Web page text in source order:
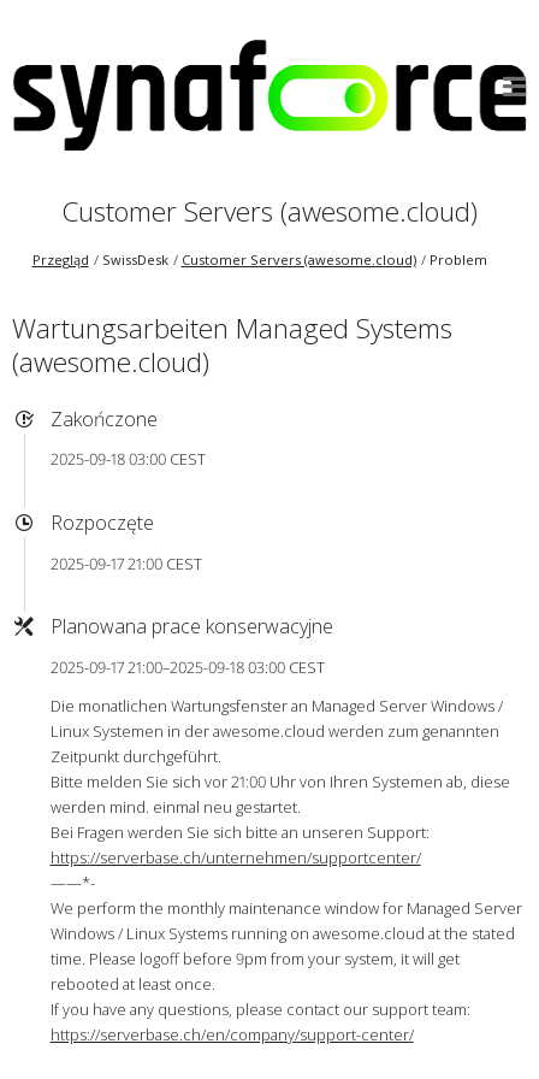
Customer Servers (awesome.cloud)
Przegląd SwissDesk Customer Servers (awesome.cloud) Problem
Wartungsarbeiten Managed Systems
(awesome.cloud)
Zakończone
2025-09-18 03:00 CEST
Rozpoczęte
2025-09-17 21:00 CEST
Planowana prace konserwacyjne
2025-09-17 21:00–2025-09-18 03:00 CEST
Die monatlichen Wartungsfenster an Managed Server Windows /
Linux Systemen in der awesome.cloud werden zum genannten
Zeitpunkt durchgeführt.
Bitte melden Sie sich vor 21:00 Uhr von Ihren Systemen ab, diese
werden mind. einmal neu gestartet.
Bei Fragen werden Sie sich bitte an unseren Support:
https://serverbase.ch/unternehmen/supportcenter/
——*-
We perform the monthly maintenance window for Managed Server
Windows / Linux Systems running on awesome.cloud at the stated
time. Please logoff before 9pm from your system, it will get
rebooted at least once.
If you have any questions, please contact our support team:
https://serverbase.ch/en/company/support-center/